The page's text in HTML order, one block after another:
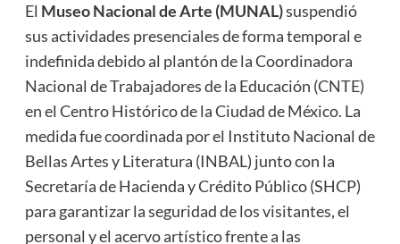
El Museo Nacional de Arte (MUNAL)suspendió
sus actividades presenciales de forma temporal e
indefinida debido al plantón de la Coordinadora
Nacional de Trabajadores de la Educación (CNTE)
en el Centro Histórico de la Ciudad de México. La
medida fue coordinada por el Instituto Nacional de
Bellas Artes y Literatura (INBAL) junto con la
Secretaría de Hacienda y Crédito Público (SHCP)
para garantizar la seguridad de los visitantes, el
personal y el acervo artístico frente a las